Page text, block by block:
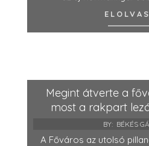
Megint átverte a
most a rakpart
BY: BÉKÉS
A Főváros az utolsó